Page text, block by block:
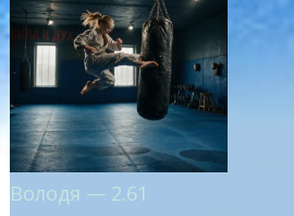
Володя — 2.61